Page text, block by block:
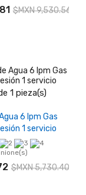
$MXN 9,530.56
1 pieza(s)
+
al carrito
6 lpm Gas
1 servicio
$MXN 5,730.40